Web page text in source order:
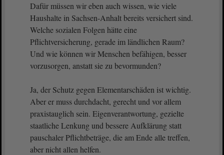
Dafür müssen wir eben auch wissen, wie viele
Haushalte in Sachsen-Anhalt bereits versichert sind.
Welche sozialen Folgen hätte eine
Pflichtversicherung, gerade im ländlichen Raum?
Und wie können wir Menschen befähigen, besser
vorzusorgen, anstatt sie zu bevormunden?
Ja, der Schutz gegen Elementarschäden ist wichtig.
Aber er muss durchdacht, gerecht und vor allem
praxistauglich sein. Eigenverantwortung, gezielte
staatliche Lenkung und bessere Aufklärung statt
pauschaler Pflichtbeträge, die am Ende alle treffen,
aber nicht allen helfen.